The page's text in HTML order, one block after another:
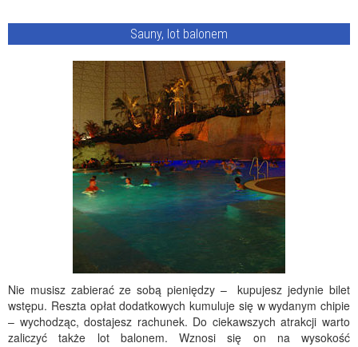
Sauny, lot balonem
Nie musisz zabierać ze sobą pieniędzy – kupujesz jedynie bilet
wstępu. Reszta opłat dodatkowych kumuluje się w wydanym chipie
– wychodząc, dostajesz rachunek. Do ciekawszych atrakcji warto
zaliczyć także lot balonem. Wznosi się on na wysokość